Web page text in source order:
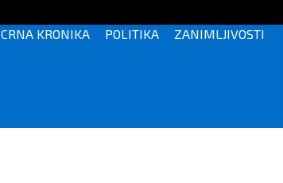
CRNA KRONIKA POLITIKA ZANIMLJIVOSTI